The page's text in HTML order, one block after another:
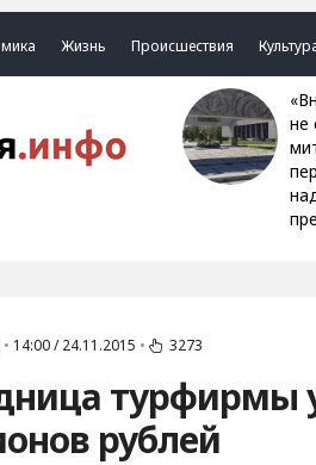
Жизнь Происшествия
«Внеплановых работ»
не
• 14:00 / 24.11.2015 • 3273
турфирмы
рублей